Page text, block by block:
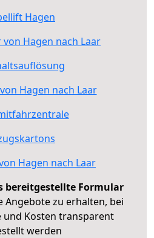
Hagen
Hagen nach Laar
Hagen nach Laar
Hagen nach Laar
bereitgestellte Formular
Angebote zu erhalten, bei
und Kosten transparent
werden